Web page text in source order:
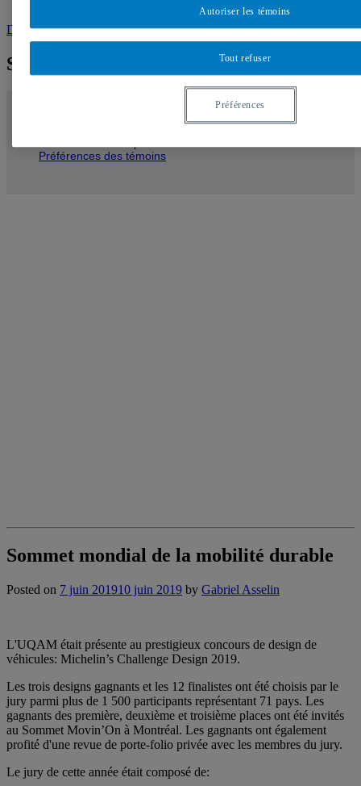
Demande d’admission
Shortcodes Ultimate
Préférences des témoins
Sommet mondial de la mobilité durable
Posted on 7 juin 201910 juin 2019 by Gabriel Asselin
L'UQAM était présente au prestigieux concours de design de
véhicules: Michelin’s Challenge Design 2019.
Les trois designs gagnants et les 12 finalistes ont été choisis par le
jury parmi plus de 1 500 participants représentant 71 pays. Les
gagnants des première, deuxième et troisième places ont été invités
au Sommet Movin’On à Montréal. Les gagnants ont également
profité d'une revue de porte-folio privée avec les membres du jury.
Le jury de cette année était composé de:
Tout refuser
Autoriser les témoins
Préférences